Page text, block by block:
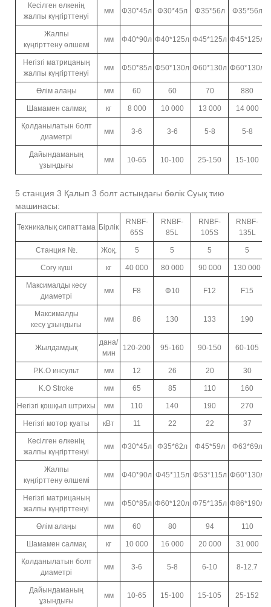
Кесілген өлкенің
жалпы күңгірттенуі
мм Φ30*45л Φ30*45л Φ35*56л Φ35*56л
Жалпы
күңгірттену өлшемі
мм Φ40*90л Φ40*125л Φ45*125л Φ45*125л
Негізгі матрицаның
жалпы күңгірттенуі
мм Φ50*85л Φ50*130л Φ60*130л Φ60*130л
Өлім алаңы мм 60 60 70 880
Шамамен салмақ кг 8 000 10 000 13 000 14 000
Қолданылатын болт
диаметрі
мм 3-6 3-6 5-8 5-8
Дайындаманың
ұзындығы
мм 10-65 10-100 25-150 15-100
5 станция 3 Қалып 3 болт астындағы бөлік Суық тию
машинасы:
Техникалық сипаттама Бірлік
RNBF-
65S
RNBF-
85L
RNBF-
105S
RNBF-
135L
Станция №. Жоқ. 5 5 5 5
Соғу күші кг 40 000 80 000 90 000 130 000
Максималды кесу
диаметрі
мм F8 Φ10 F12 F15
Максималды
кесу ұзындығы
мм 86 130 133 190
Жылдамдық
дана/
мин
120-200 95-160 90-150 60-105
P.K.O инсульт мм 12 26 20 30
K.O Stroke мм 65 85 110 160
Негізгі қошқыл штрихы мм 110 140 190 270
Негізгі мотор қуаты кВт 11 22 22 37
Кесілген өлкенің
жалпы күңгірттенуі
мм Φ30*45л Φ35*62л Φ45*59л Φ63*69л
Жалпы
күңгірттену өлшемі
мм Φ40*90л Φ45*115л Φ53*115л Φ60*130л
Негізгі матрицаның
жалпы күңгірттенуі
мм Φ50*85л Φ60*120л Φ75*135л Φ86*190л
Өлім алаңы мм 60 80 94 110
Шамамен салмақ кг 10 000 16 000 20 000 31 000
Қолданылатын болт
диаметрі
мм 3-6 5-8 6-10 8-12.7
Дайындаманың
ұзындығы
мм 10-65 15-100 15-105 25-152